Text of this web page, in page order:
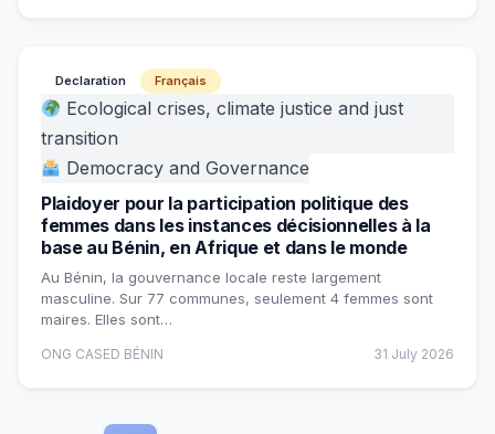
Declaration Français
Ecological crises, climate justice and just
transition
Democracy and Governance
Plaidoyer pour la participation politique des
femmes dans les instances décisionnelles à la
base au Bénin, en Afrique et dans le monde
Au Bénin, la gouvernance locale reste largement
masculine. Sur 77 communes, seulement 4 femmes sont
maires. Elles sont…
ONG CASED BÉNIN 31 July 2026